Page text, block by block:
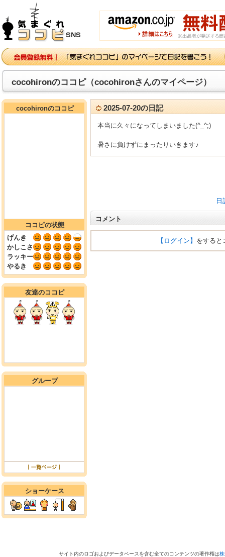
cocohironのココピ（cocohironさんのマイページ）
cocohironのココピ
ココピの状態
げんき
かしこさ
ラッキー
やるき
友達のココピ
グループ
ショーケース
2025-07-20の日記
本当に久々になってしまいました(^_^;)
暑さに負けずにまったりいきます♪
日
コメント
【ログイン】 をすると
サイト内のロゴおよびデータベースを含む全てのコンテンツの著作権は